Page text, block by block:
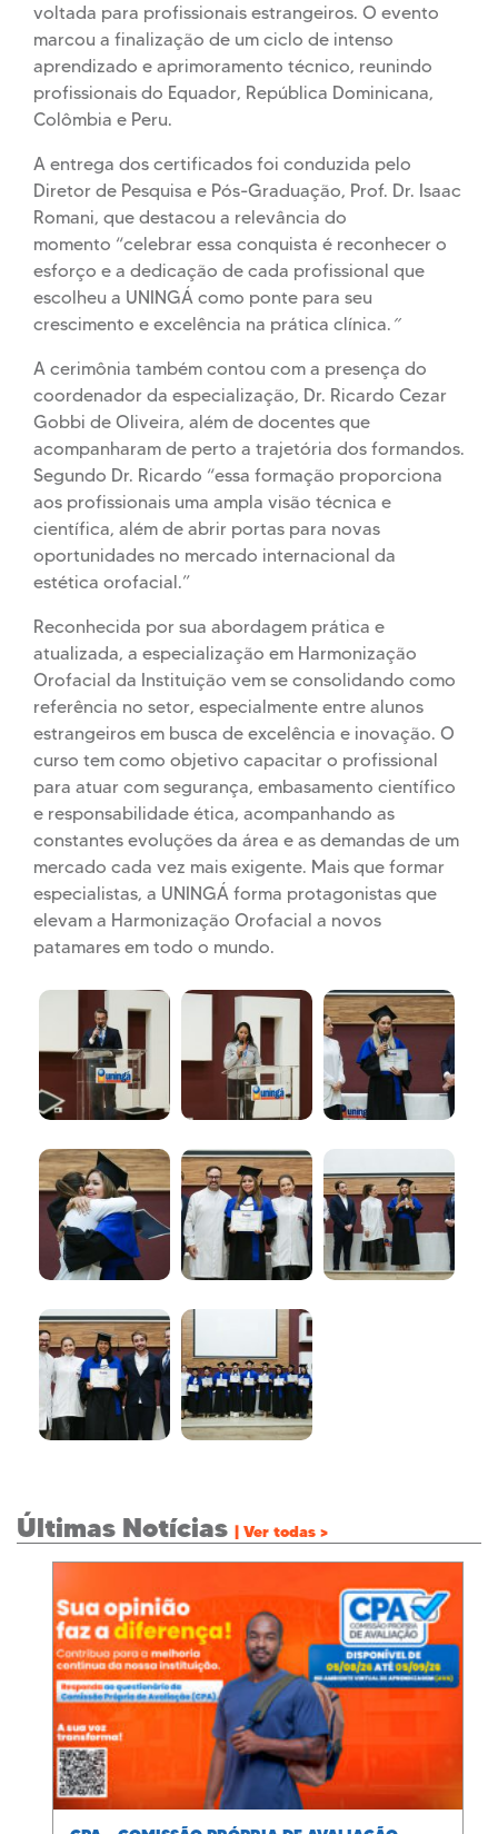
voltada para profissionais estrangeiros. O evento
marcou a finalização de um ciclo de intenso
aprendizado e aprimoramento técnico, reunindo
profissionais do Equador, República Dominicana,
Colômbia e Peru.
A entrega dos certificados foi conduzida pelo
Diretor de Pesquisa e Pós-Graduação, Prof. Dr. Isaac
Romani, que destacou a relevância do
momento “celebrar essa conquista é reconhecer o
esforço e a dedicação de cada profissional que
escolheu a UNINGÁ como ponte para seu
crescimento e excelência na prática clínica. ”
A cerimônia também contou com a presença do
coordenador da especialização, Dr. Ricardo Cezar
Gobbi de Oliveira, além de docentes que
acompanharam de perto a trajetória dos formandos.
Segundo Dr. Ricardo “essa formação proporciona
aos profissionais uma ampla visão técnica e
científica, além de abrir portas para novas
oportunidades no mercado internacional da
estética orofacial.”
Reconhecida por sua abordagem prática e
atualizada, a especialização em Harmonização
Orofacial da Instituição vem se consolidando como
referência no setor, especialmente entre alunos
estrangeiros em busca de excelência e inovação. O
curso tem como objetivo capacitar o profissional
para atuar com segurança, embasamento científico
e responsabilidade ética, acompanhando as
constantes evoluções da área e as demandas de um
mercado cada vez mais exigente. Mais que formar
especialistas, a UNINGÁ forma protagonistas que
elevam a Harmonização Orofacial a novos
patamares em todo o mundo.
Últimas Notícias | Ver todas >